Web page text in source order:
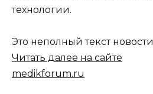
технологии.
Это неполный текст новости
Читать далее на сайте
medikforum.ru